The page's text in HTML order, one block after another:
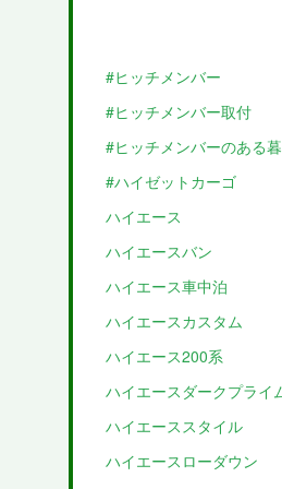
#ヒッチメンバー
#ヒッチメンバー取付
#ヒッチメンバーのある
#ハイゼットカーゴ
ハイエース
ハイエースバン
ハイエース車中泊
ハイエースカスタム
ハイエース200系
ハイエースダークプライ
ハイエーススタイル
ハイエースローダウン